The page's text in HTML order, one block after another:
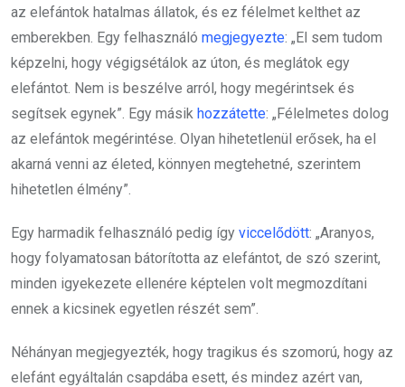
az elefántok hatalmas állatok, és ez félelmet kelthet az
emberekben. Egy felhasználó megjegyezte: „El sem tudom
képzelni, hogy végigsétálok az úton, és meglátok egy
elefántot. Nem is beszélve arról, hogy megérintsek és
segítsek egynek”. Egy másik hozzátette: „Félelmetes dolog
az elefántok megérintése. Olyan hihetetlenül erősek, ha el
akarná venni az életed, könnyen megtehetné, szerintem
hihetetlen élmény”.
Egy harmadik felhasználó pedig így viccelődött: „Aranyos,
hogy folyamatosan bátorította az elefántot, de szó szerint,
minden igyekezete ellenére képtelen volt megmozdítani
ennek a kicsinek egyetlen részét sem”.
Néhányan megjegyezték, hogy tragikus és szomorú, hogy az
elefánt egyáltalán csapdába esett, és mindez azért van,